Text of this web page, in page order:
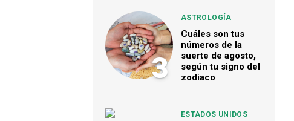
3
ASTROLOGÍA
Cuáles son tus
números de la
suerte de agosto,
según tu signo del
zodiaco
ESTADOS UNIDOS